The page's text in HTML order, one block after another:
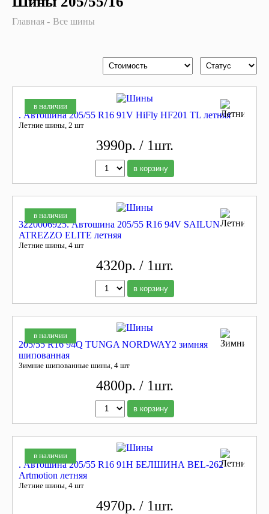
Главная Все шины
в наличии
. Автошина 205/55 R16 91V HiFly HF201 TL летняя
Летние шины, 2 шт
3990р. / 1шт.
в корзину
в наличии
3220006925. Автошина 205/55 R16 94V SAILUN
ATREZZO ELITE летняя
Летние шины, 4 шт
4320р. / 1шт.
в корзину
в наличии
205/55 R16 94Q TUNGA NORDWAY2 зимняя
шипованная
Зимние шипованные шины, 4 шт
4800р. / 1шт.
в корзину
в наличии
. Автошина 205/55 R16 91H БЕЛШИНА BEL-262
Artmotion летняя
Летние шины, 4 шт
4970р. / 1шт.